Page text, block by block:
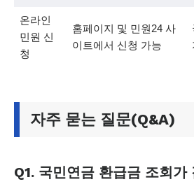
온라인
민원 신
청
홈페이지 및 민원24 사
이트에서 신청 가능
자주 묻는 질문(Q&A)
Q1. 국민연금 환급금 조회가